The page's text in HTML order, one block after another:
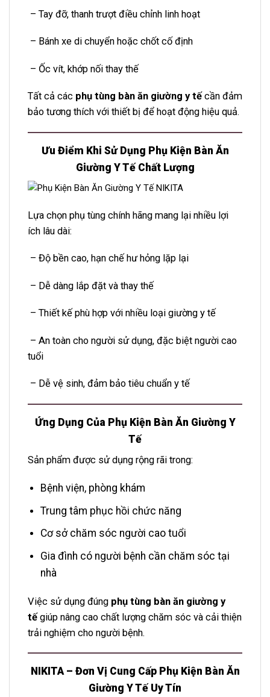
– Tay đỡ, thanh trượt điều chỉnh linh hoạt
– Bánh xe di chuyển hoặc chốt cố định
– Ốc vít, khớp nối thay thế
Tất cả các phụ tùng bàn ăn giường y tếcần đảm
bảo tương thích với thiết bị để hoạt động hiệu quả.
Ưu Điểm Khi Sử Dụng Phụ Kiện Bàn Ăn
Giường Y Tế Chất Lượng
Lựa chọn phụ tùng chính hãng mang lại nhiều lợi
ích lâu dài:
– Độ bền cao, hạn chế hư hỏng lặp lại
– Dễ dàng lắp đặt và thay thế
– Thiết kế phù hợp với nhiều loại giường y tế
– An toàn cho người sử dụng, đặc biệt người cao
tuổi
– Dễ vệ sinh, đảm bảo tiêu chuẩn y tế
Ứng Dụng Của Phụ Kiện Bàn Ăn Giường Y
Tế
Sản phẩm được sử dụng rộng rãi trong:
Bệnh viện, phòng khám
Trung tâm phục hồi chức năng
Cơ sở chăm sóc người cao tuổi
Gia đình có người bệnh cần chăm sóc tại
nhà
Việc sử dụng đúng phụ tùng bàn ăn giường y
tếgiúp nâng cao chất lượng chăm sóc và cải thiện
trải nghiệm cho người bệnh.
NIKITA – Đơn Vị Cung Cấp Phụ Kiện Bàn Ăn
Giường Y Tế Uy Tín